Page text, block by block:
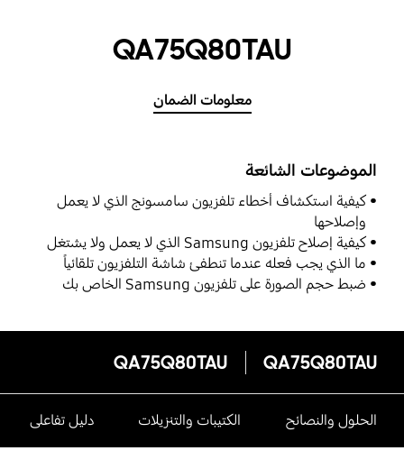
QA75Q80TAU
معلومات الضمان
الموضوعات الشائعة
كيفية استكشاف أخطاء تلفزيون سامسونج الذي لا يعمل
وإصلاحها
كيفية إصلاح تلفزيون Samsung الذي لا يعمل ولا يشتغل
ما الذي يجب فعله عندما تنطفئ شاشة التلفزيون تلقائياً
ضبط حجم الصورة على تلفزيون Samsung الخاص بك
QA75Q80TAU
QA75Q80TAU
الحلول والنصائح الكتيبات والتنزيلات دليل تفاعلى